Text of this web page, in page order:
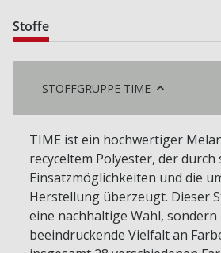
Stoffe
STOFFGRUPPE TIME
TIME ist ein hochwertiger
recyceltem Polyester, der
Einsatzmöglichkeiten und die
Herstellung überzeugt. Dieser
eine nachhaltige Wahl,
beeindruckende Vielfalt an